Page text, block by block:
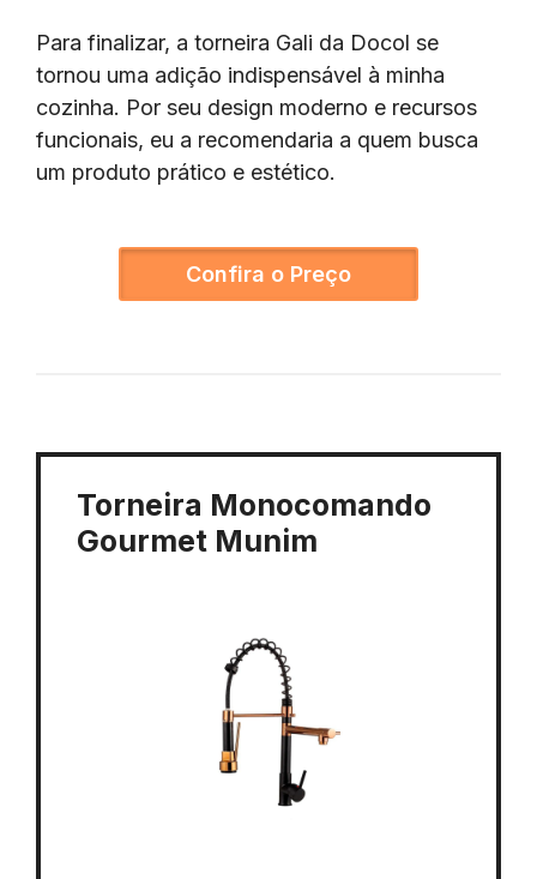
Para finalizar, a torneira Gali da Docol se
tornou uma adição indispensável à minha
cozinha. Por seu design moderno e recursos
funcionais, eu a recomendaria a quem busca
um produto prático e estético.
Confira o Preço
Torneira Monocomando
Gourmet Munim